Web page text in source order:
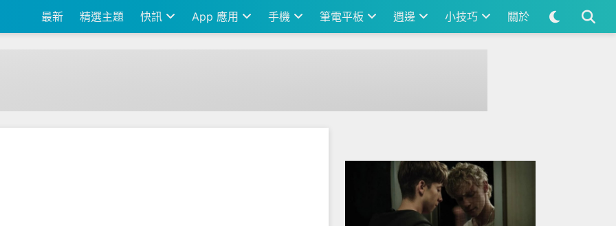
最新 精選主題 快訊 App 應用 手機 筆電平板 週邊 小技巧 關於